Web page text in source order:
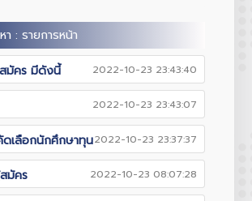
า : รายการหน้า
มัคร มีดังนี้ 2022-10-23 23:43:40
2022-10-23 23:43:07
ดเลือกนักศึกษาทุน2022-10-23 23:37:37
มัคร 2022-10-23 08:07:28